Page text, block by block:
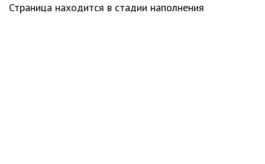
Страница находится в стадии наполнения